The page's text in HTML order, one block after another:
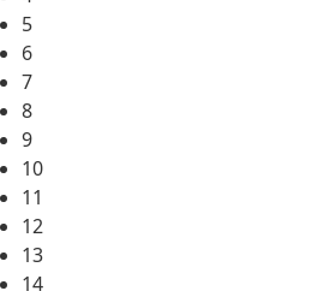
5
6
7
8
9
10
11
12
13
14